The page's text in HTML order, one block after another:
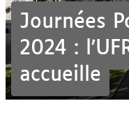
Journées
2024 :
accueille